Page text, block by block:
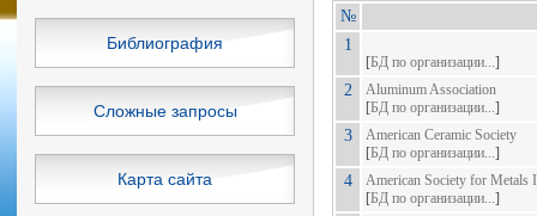
Библиография
Сложные запросы
Карта сайта
№
1
[БД по организации...]
2
Aluminum Association
[БД по организации...]
3
American Ceramic Society
[БД по организации...]
4
American Society for Metals
[БД по организации...]